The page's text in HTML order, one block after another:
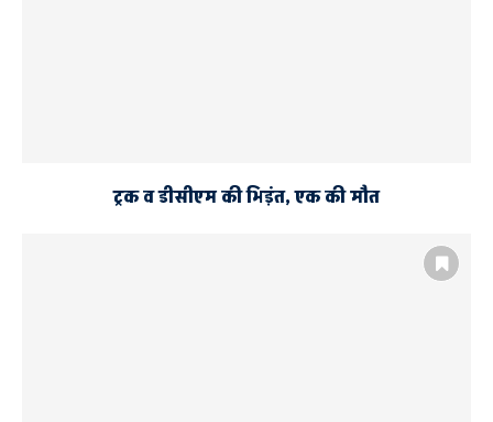
ट्रक व डीसीएम की भिड़ंत, एक की मौत